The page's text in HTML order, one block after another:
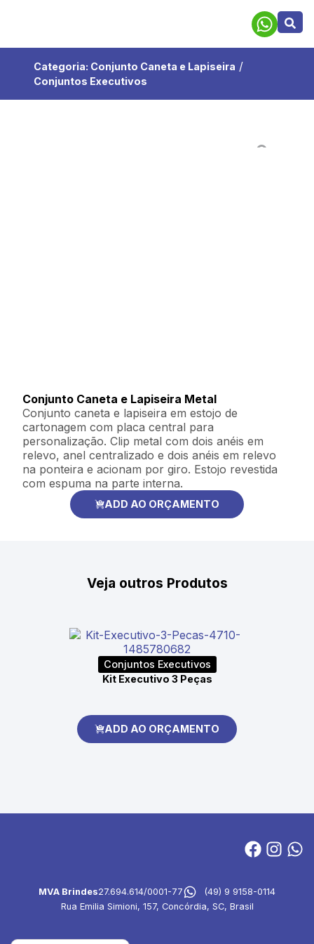
Categoria: Conjunto Caneta e Lapiseira /
Conjuntos Executivos
Conjunto Caneta e Lapiseira Metal
Conjunto caneta e lapiseira em estojo de
cartonagem com placa central para
personalização. Clip metal com dois anéis em
relevo, anel centralizado e dois anéis em relevo
na ponteira e acionam por giro. Estojo revestida
com espuma na parte interna.
ADD AO ORÇAMENTO
Veja outros Produtos
Conjuntos Executivos
Kit Executivo 3 Peças
ADD AO ORÇAMENTO
MVA Brindes27.694.614/0001-77
(49) 9 9158-0114
Rua Emilia Simioni, 157, Concórdia, SC, Brasil